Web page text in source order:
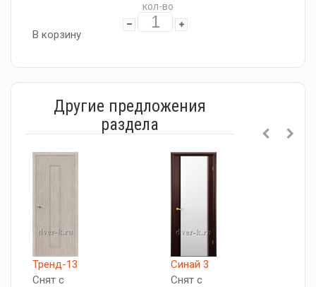
кол-во
В корзину
Другие предложения
раздела
Тренд-13
Снят с
Синай 3
Снят с